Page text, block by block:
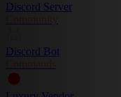
Discord Server
Community
Discord Bot